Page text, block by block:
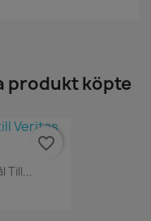
produkt köpte
favorite_border